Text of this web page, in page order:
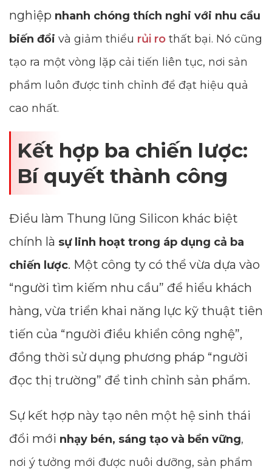
nghiệp nhanh chóng thích nghi với nhu cầu
biến đổi và giảm thiểu rủi ro thất bại. Nó cũng
tạo ra một vòng lặp cải tiến liên tục, nơi sản
phẩm luôn được tinh chỉnh để đạt hiệu quả
cao nhất.
Kết hợp ba chiến lược:
Bí quyết thành công
Điều làm Thung lũng Silicon khác biệt
chính là sự linh hoạt trong áp dụng cả ba
chiến lược. Một công ty có thể vừa dựa vào
“người tìm kiếm nhu cầu” để hiểu khách
hàng, vừa triển khai năng lực kỹ thuật tiên
tiến của “người điều khiển công nghệ”,
đồng thời sử dụng phương pháp “người
đọc thị trường” để tinh chỉnh sản phẩm.
Sự kết hợp này tạo nên một hệ sinh thái
đổi mới nhạy bén, sáng tạo và bền vững,
nơi ý tưởng mới được nuôi dưỡng, sản phẩm